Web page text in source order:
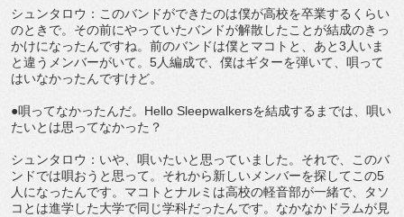
シュンタロウ：このバンドができたのは僕が高校を卒業するくらい
のときで。その前にやっていたバンドが解散したことが結成のきっ
かけになったんですね。前のバンドは僕とマコトと、あと3人いま
と違うメンバーがいて。5人編成で、僕はギターを弾いて、唄って
はいなかったんですけど。
●唄ってなかったんだ。Hello Sleepwalkersを結成するまでは、唄い
たいとは思ってなかった？
シュンタロウ：いや、唄いたいと思っていました。それで、このバ
ンドでは唄おうと思って。それから新しいメンバーを探してこの5
人になったんです。マコトとナルミは高校の軽音部が一緒で、タソ
コとは進学した大学で同じ学科だったんです。なかなかドラムが見